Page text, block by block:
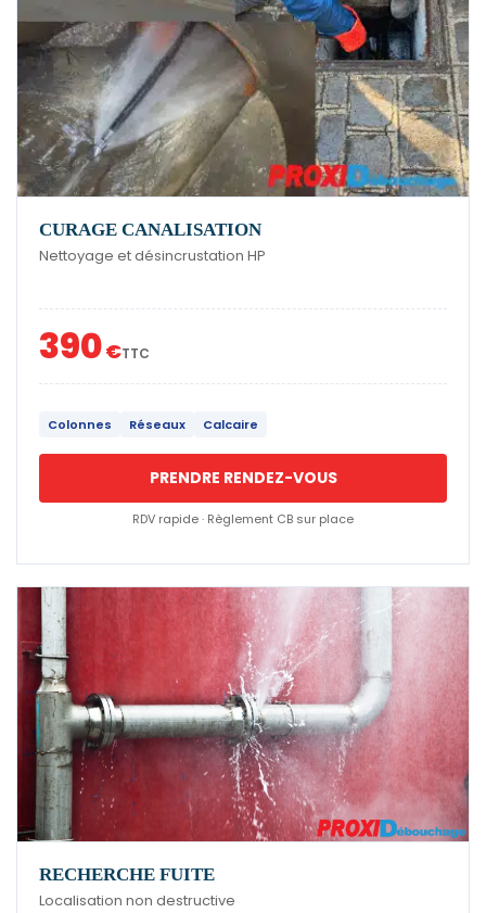
CURAGE CANALISATION
Nettoyage et désincrustation HP
390€TTC
Colonnes Réseaux Calcaire
PRENDRE RENDEZ-VOUS
RDV rapide · Règlement CB sur place
RECHERCHE FUITE
Localisation non destructive